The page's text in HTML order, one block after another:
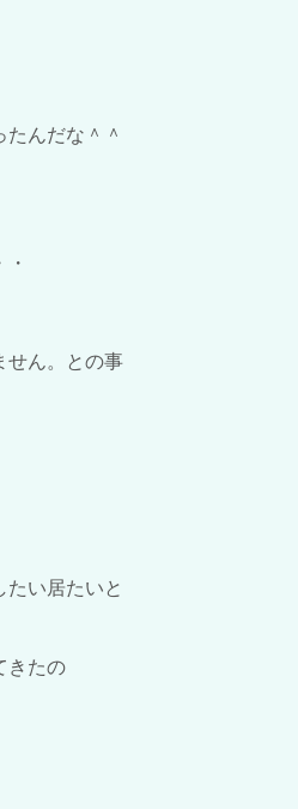
んだな＾＾
せん。との事
い居たいと
きたの